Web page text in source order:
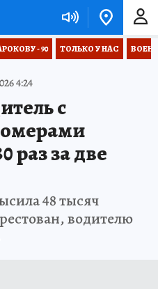
- 90 ТОЛЬКО У НАС
4:24
с
за две
48 тысяч
водителю